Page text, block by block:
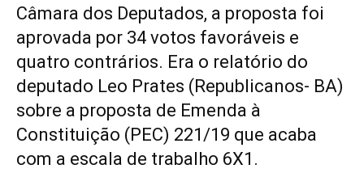
Câmara dos Deputados, a proposta foi
aprovada por 34 votos favoráveis e
quatro contrários. Era o relatório do
deputado Leo Prates (Republicanos- BA)
sobre a proposta de Emenda à
Constituição (PEC) 221/19 que acaba
com a escala de trabalho 6X1.